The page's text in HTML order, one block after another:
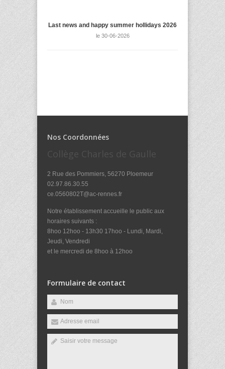
Last news and happy summer hollidays 2026
le 30-06-2026
Nos Coordonnées
Collège Charles de Gaulle
2 Rue des Pommiers, 56270 Ploemeur
02.97.86.30.55
ce.0560802T@ac-rennes.fr
Notre établissement accueille le public aux
horaires suivants :
8hoo 12hoo - 13h30 17hoo - Lundi, Mardi,
Jeudi, Vendredi
et le mercredi de 8hoo à 12hoo
Formulaire de contact